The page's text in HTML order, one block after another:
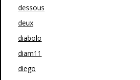
dessous
deux
diabolo
diam11
diego